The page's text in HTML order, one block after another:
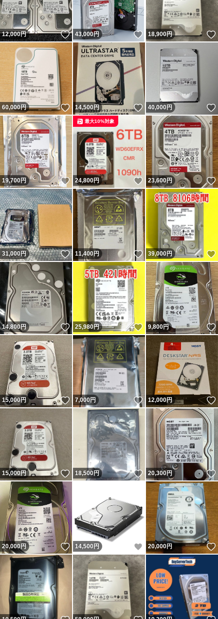
12,000円 いいね！
43,000円 いいね！
18,900円
60,000円 いいね！
14,500円 いいね！
40,000円
19,700円 いいね！
24,800円 いいね！
最大10%対象
23,600円
31,000円 いいね！
11,400円 いいね！
39,000円
14,800円 いいね！
25,980円 いいね！
9,800円
15,000円 いいね！
7,000円 いいね！
12,000円
15,000円 いいね！
18,500円 いいね！
20,300円
20,000円 いいね！
14,500 円 いいね！
20,000円